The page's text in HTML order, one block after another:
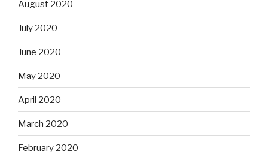
August 2020
July 2020
June 2020
May 2020
April 2020
March 2020
February 2020